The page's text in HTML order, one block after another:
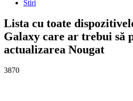
Stiri
Lista cu toate
Galaxy care ar trebui să
actualizarea Nougat
3870